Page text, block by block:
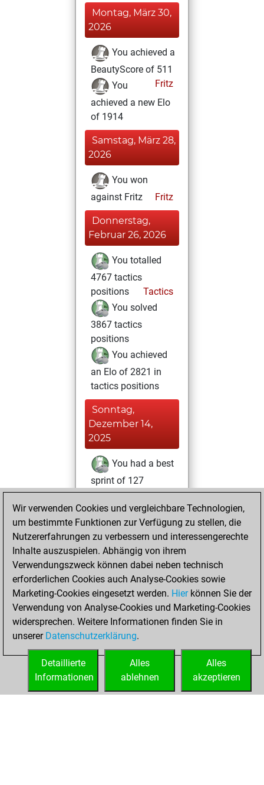
Montag, März 30,
2026
You achieved a
BeautyScore of 511
Fritz
You
achieved a new Elo
of 1914
Samstag, März 28,
2026
You won
against Fritz
Fritz
Donnerstag,
Februar 26, 2026
You totalled
4767 tactics
positions
Tactics
You solved
3867 tactics
positions
You achieved
an Elo of 2821 in
tactics positions
Sonntag,
Dezember 14,
2025
You had a best
sprint of 127
positions
Tactics
Freitag,
Dezember 5, 2025
You created
your Studies account
Studies
Dienstag,
August 26, 2025
You created
your Fritz account
Wir verwenden Cookies und vergleichbare Technologien,
um bestimmte Funktionen zur Verfügung zu stellen, die
Nutzererfahrungen zu verbessern und interessengerechte
Inhalte auszuspielen. Abhängig von ihrem
Verwendungszweck können dabei neben technisch
erforderlichen Cookies auch Analyse-Cookies sowie
Marketing-Cookies eingesetzt werden. Hierkönnen Sie der
Verwendung von Analyse-Cookies und Marketing-Cookies
widersprechen. Weitere Informationen finden Sie in
unserer Datenschutzerklärung.
Alles
akzeptieren
Alles
ablehnen
Detaillierte
Informationen